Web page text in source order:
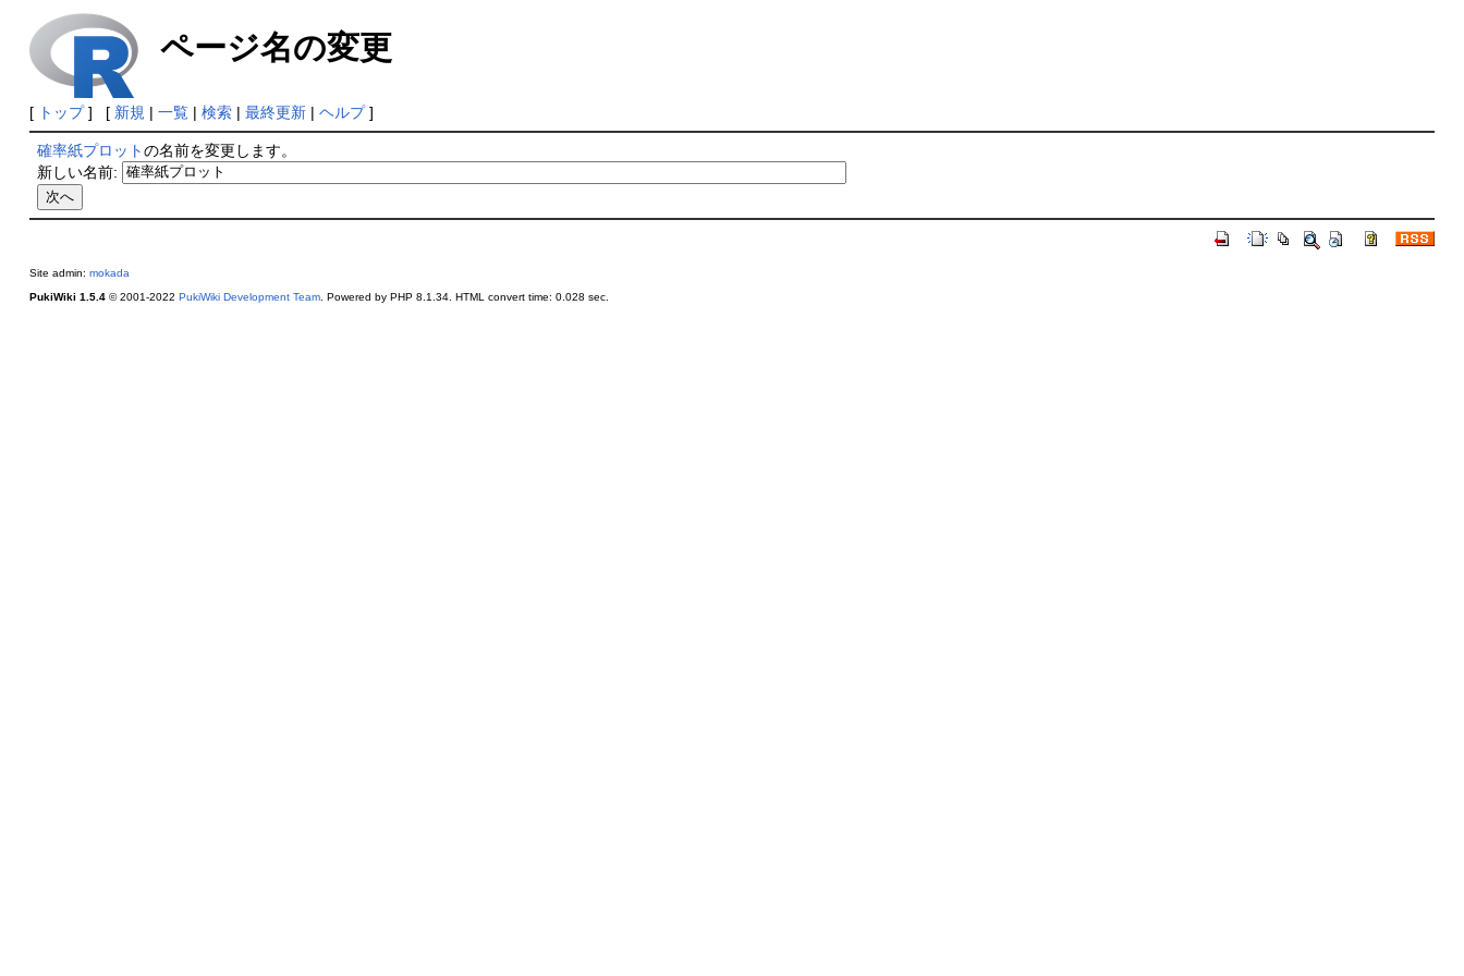
ページ名の変更
[ トップ] [ 新規 | 一覧| 検索| 最終更新| ヘルプ]
確率紙プロットの名前を変更します。
新しい名前:
Site admin: mokada
PukiWiki 1.5.4© 2001-2022 PukiWiki Development Team. Powered by PHP 8.1.34. HTML convert time: 0.028 sec.